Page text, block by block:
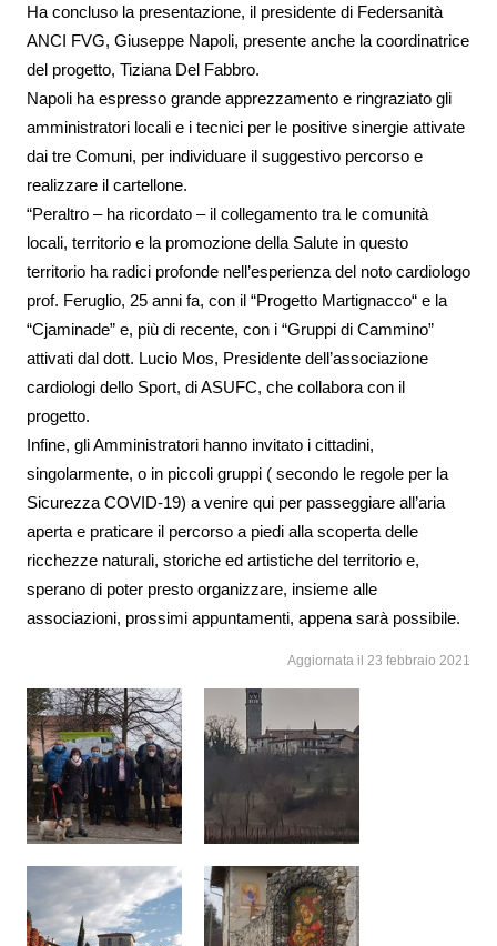
Ha concluso la presentazione, il presidente di Federsanità
ANCI FVG, Giuseppe Napoli, presente anche la coordinatrice
del progetto, Tiziana Del Fabbro.
Napoli ha espresso grande apprezzamento e ringraziato gli
amministratori locali e i tecnici per le positive sinergie attivate
dai tre Comuni, per individuare il suggestivo percorso e
realizzare il cartellone.
“Peraltro – ha ricordato – il collegamento tra le comunità
locali, territorio e la promozione della Salute in questo
territorio ha radici profonde nell’esperienza del noto cardiologo
prof. Feruglio, 25 anni fa, con il “Progetto Martignacco“ e la
“Cjaminade” e, più di recente, con i “Gruppi di Cammino”
attivati dal dott. Lucio Mos, Presidente dell’associazione
cardiologi dello Sport, di ASUFC, che collabora con il
progetto.
Infine, gli Amministratori hanno invitato i cittadini,
singolarmente, o in piccoli gruppi ( secondo le regole per la
Sicurezza COVID-19) a venire qui per passeggiare all’aria
aperta e praticare il percorso a piedi alla scoperta delle
ricchezze naturali, storiche ed artistiche del territorio e,
sperano di poter presto organizzare, insieme alle
associazioni, prossimi appuntamenti, appena sarà possibile.
Aggiornata il 23 febbraio 2021